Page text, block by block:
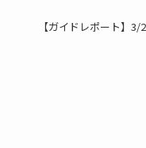
【ガイドレポート】